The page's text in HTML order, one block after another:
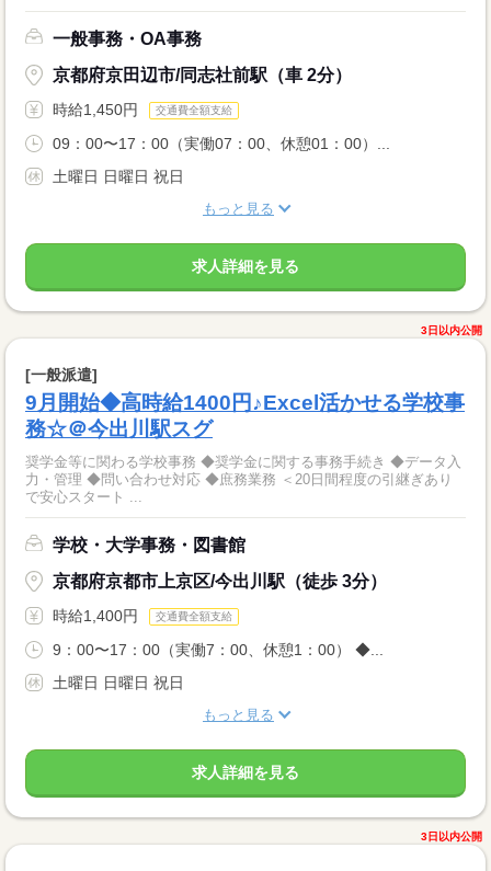
一般事務・OA事務
京都府京田辺市/同志社前駅（車 2分）
時給1,450円 交通費全額支給
09：00〜17：00（実働07：00、休憩01：00）...
土曜日 日曜日 祝日
もっと見る
求人詳細を見る
3日以内公開
[一般派遣]
9月開始◆高時給1400円♪Excel活かせる学校事
務☆＠今出川駅スグ
奨学金等に関わる学校事務 ◆奨学金に関する事務手続き ◆データ入
力・管理 ◆問い合わせ対応 ◆庶務業務 ＜20日間程度の引継ぎあり
で安心スタート ...
学校・大学事務・図書館
京都府京都市上京区/今出川駅（徒歩 3分）
時給1,400円 交通費全額支給
9：00〜17：00（実働7：00、休憩1：00） ◆...
土曜日 日曜日 祝日
もっと見る
求人詳細を見る
3日以内公開